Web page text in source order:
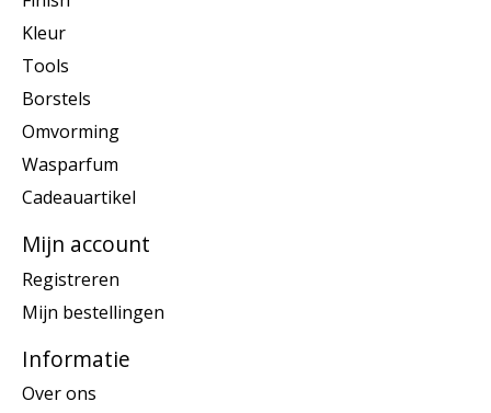
Kleur
Tools
Borstels
Omvorming
Wasparfum
Cadeauartikel
Mijn account
Registreren
Mijn bestellingen
Informatie
Over ons